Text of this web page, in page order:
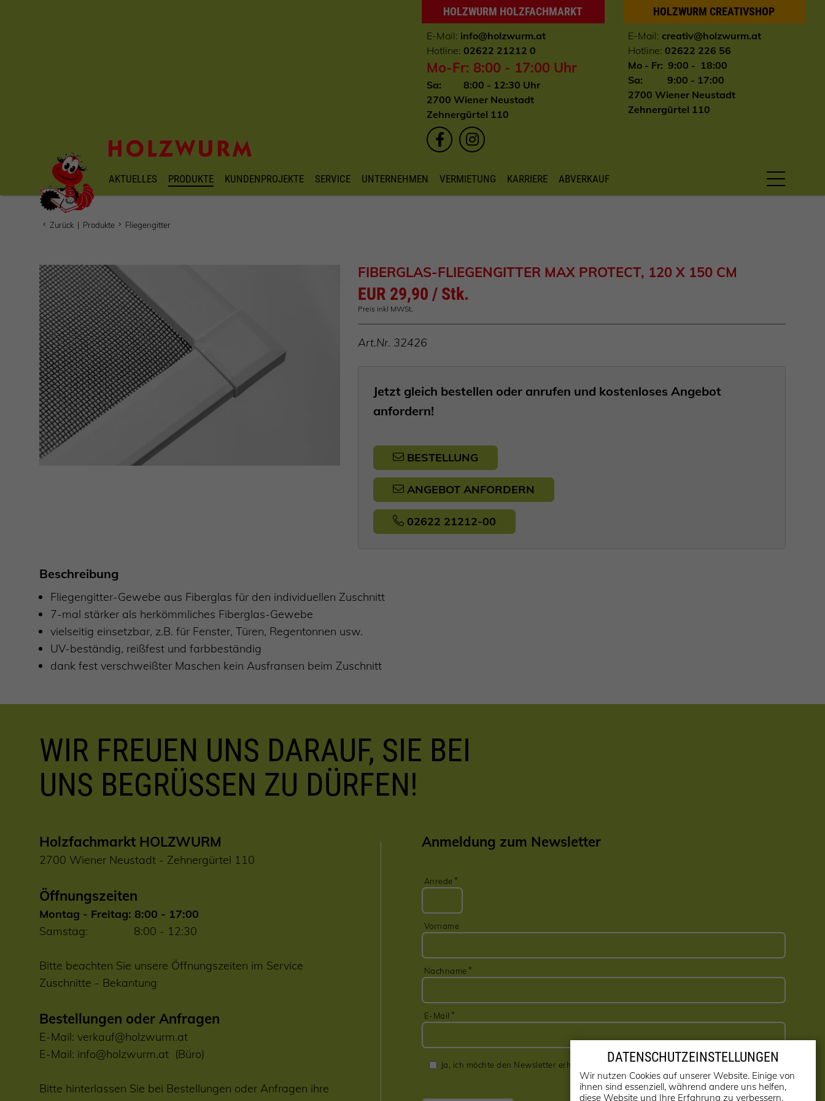
HOLZWURM HOLZFACHMARKT
E-Mail: info@holzwurm.at
Hotline: 02622 21212 0
Mo-Fr: 8:00 - 17:00 Uhr
Sa: 8:00 - 12:30 Uhr
2700 Wiener Neustadt
Zehnergürtel 110
HOLZWURM CREATIVSHOP
E-Mail: creativ@holzwurm.at
Hotline: 02622 226 56
Mo - Fr: 9:00 - 18:00
Sa: 9:00 - 17:00
2700 Wiener Neustadt
Zehnergürtel 110
AKTUELLES PRODUKTE KUNDENPROJEKTE SERVICE UNTERNEHMEN VERMIETUNG KARRIERE ABVERKAUF
Zurück | Produkte Fliegengitter
FIBERGLAS-FLIEGENGITTER MAX PROTECT, 120 X 150 CM
EUR 29,90 / Stk.
Preis inkl MWSt.
Art.Nr. 32426
Jetzt gleich bestellen oder anrufen und kostenloses Angebot
anfordern!
BESTELLUNG
ANGEBOT ANFORDERN
02622 21212-00
Beschreibung
Fliegengitter-Gewebe aus Fiberglas für den individuellen Zuschnitt
7-mal stärker als herkömmliches Fiberglas-Gewebe
vielseitig einsetzbar, z.B. für Fenster, Türen, Regentonnen usw.
UV-beständig, reißfest und farbbeständig
dank fest verschweißter Maschen kein Ausfransen beim Zuschnitt
WIR FREUEN UNS DARAUF, SIE BEI
UNS BEGRÜSSEN ZU DÜRFEN!
Holzfachmarkt HOLZWURM
2700 Wiener Neustadt - Zehnergürtel 110
Öffnungszeiten
Montag - Freitag: 8:00 - 17:00
Samstag: 8:00 - 12:30
Bitte beachten Sie unsere Öffnungszeiten im Service
Zuschnitte - Bekantung
Bestellungen oder Anfragen
E-Mail: verkauf@holzwurm.at
E-Mail: info@holzwurm.at (Büro)
Bitte hinterlassen Sie bei Bestellungen oder Anfragen ihre
Anmeldung zum Newsletter
Anrede
Vorname
Nachname
E-Mail
Ja, ich möchte den Newsletter erhalten! (kann jederzeit abbestellt werden)
DATENSCHUTZEINSTELLUNGEN
Wir nutzen Cookies auf unserer Website. Einige von
ihnen sind essenziell, während andere uns helfen,
diese Website und Ihre Erfahrung zu verbessern.